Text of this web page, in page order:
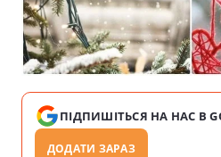
ПІДПИШІТЬСЯ НА НАС В
ДОДАТИ ЗАРАЗ